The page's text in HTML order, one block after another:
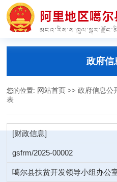
政府信
您的位置: 网站首页 >>政府信息公
表
[财政信息]
gsfrm/2025-00002
噶尔县扶贫开发领导小组办公